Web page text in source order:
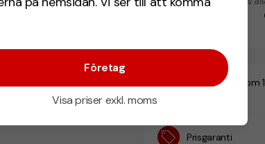
Företag
Visa priser exkl. moms
Designskiss inom 1
Prisgaranti